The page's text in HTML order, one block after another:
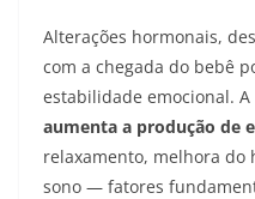
Alterações hormonais,
com a chegada do bebê
estabilidade emocional.
aumenta a produção de
relaxamento, melhora
sono — fatores